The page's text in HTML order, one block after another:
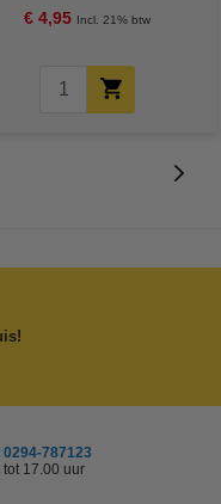
€ 4,95 Incl. 21% btw
787123
17.00 uur